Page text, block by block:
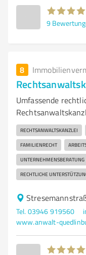
9
8
Umfassende
RECHTSANWALTSKANZLEI
FAMILIENRECHT
UNTERNEHMENSBERATUNG
RECHTLICHE
Tel. 03946 919560
www.anwalt-